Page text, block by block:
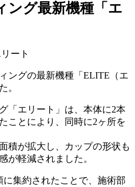
ング最新機種「エ
ングの最新機種「ELITE（エ
。
「エリート」は、本体に2本
ことにより、同時に2ヶ所を
積が拡大し、カップの形状も
が軽減されました。
集約されたことで、施術部